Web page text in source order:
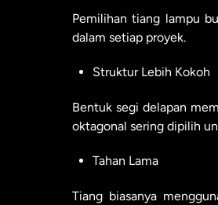
Pemilihan tiang lampu
dalam setiap proyek.
Struktur Lebih Kokoh
Bentuk segi delapan
oktagonal sering dipilih
Tahan Lama
Tiang biasanya